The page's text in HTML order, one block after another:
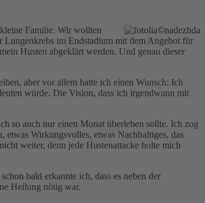
Familie. Wir wollten
Lungenkrebs im Endstadium mit dem Angebot für
Husten abgeklärt werden. Und genau dieser
aber vor allem hatte ich einen Wunsch: Ich
würde. Die Vision, dass ich irgendwann mit
so auch nur einen Monat überleben sollte. Ich zog
Wirkungsvolles, etwas Nachhaltiges, das
weiter, denn jede Hustenattacke holte mich
bald erkannte ich, dass es neben der
Heilung nötig war.